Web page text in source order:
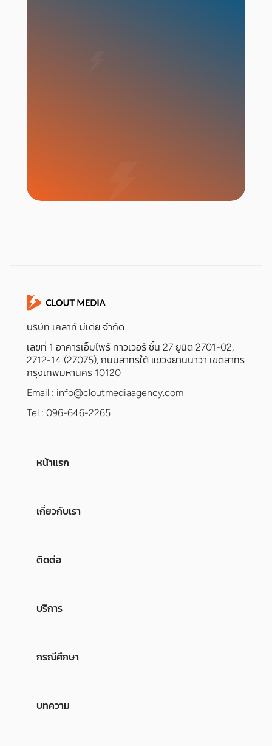
บริษัท เคลาท์ มีเดีย จำกัด
เลขที่ 1 อาคารเอ็มไพร์ ทาวเวอร์ ชั้น 27 ยูนิต 2701-02,
2712-14 (27075), ถนนสาทรใต้ แขวงยานนาวา เขตสาทร
กรุงเทพมหานคร 10120
Email : info@cloutmediaagency.com
Tel : 096-646-2265
หน้าแรก
เกี่ยวกับเรา
ติดต่อ
บริการ
กรณีศึกษา
บทความ